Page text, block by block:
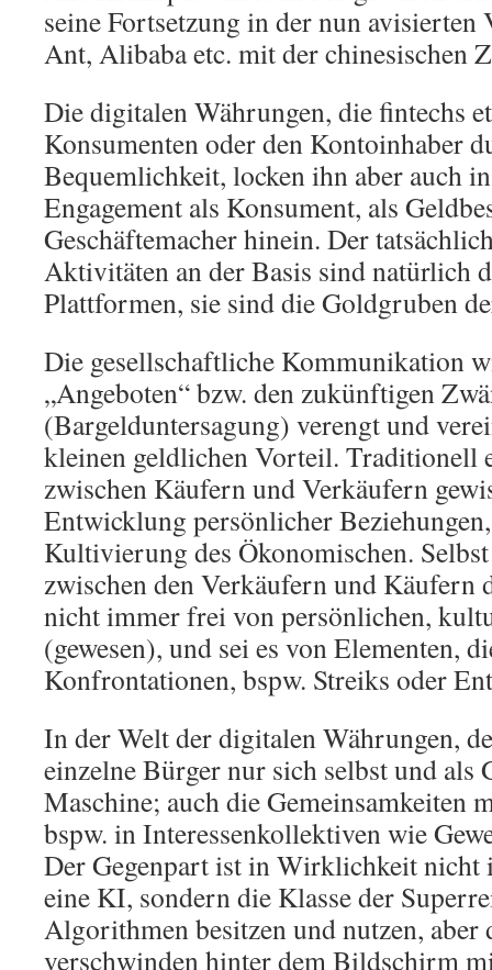
seine Fortsetzung in der nun avisierten
Ant, Alibaba etc. mit der chinesischen
Die digitalen Währungen, die fintechs
Konsumenten oder den Kontoinhaber
Bequemlichkeit, locken ihn aber auch
Engagement als Konsument, als
Geschäftemacher hinein. Der
Aktivitäten an der Basis sind natürlich
Plattformen, sie sind die Goldgruben
Die gesellschaftliche Kommunikation
„Angeboten“ bzw. den zukünftigen
(Bargelduntersagung) verengt und
kleinen geldlichen Vorteil. Traditionell
zwischen Käufern und Verkäufern
Entwicklung persönlicher
Kultivierung des Ökonomischen.
zwischen den Verkäufern und Käufern
nicht immer frei von persönlichen,
(gewesen), und sei es von Elementen,
Konfrontationen, bspw. Streiks oder
In der Welt der digitalen Währungen,
einzelne Bürger nur sich selbst und als
Maschine; auch die Gemeinsamkeiten
bspw. in Interessenkollektiven wie
Der Gegenpart ist in Wirklichkeit nicht
eine KI, sondern die Klasse der
Algorithmen besitzen und nutzen, aber
verschwinden hinter dem Bildschirm